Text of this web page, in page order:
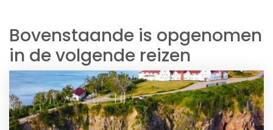
Bovenstaande is opgenomen
in de volgende reizen